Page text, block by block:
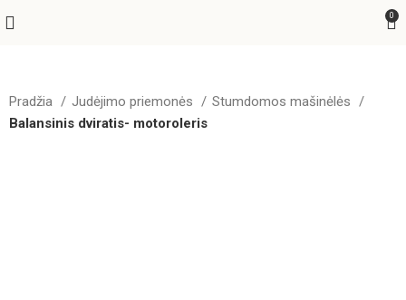
0
Pradžia Judėjimo priemonės
Stumdomos mašinėlės
Balansinis dviratis- motoroleris